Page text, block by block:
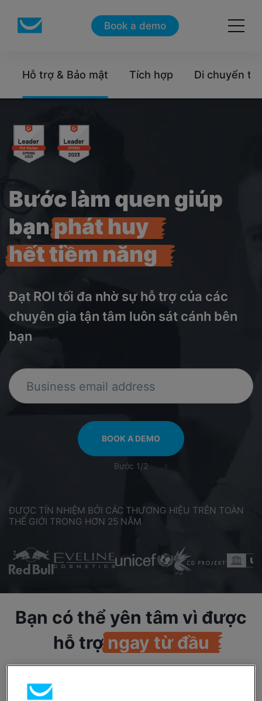
Book a demo
Hỗ trợ & Bảo mật Tích hợp Di chuyển từ
Bước làm quen giúp
bạnphát huy
hết tiềm năng
Đạt ROI tối đa nhờ sự hỗ trợ của các
chuyên gia tận tâm luôn sát cánh bên
bạn
Business email address
BOOK A DEMO
Bước 1/2
ĐƯỢC TÍN NHIỆM BỞI CÁC THƯƠNG HIỆU TRÊN TOÀN
THẾ GIỚI TRONG HƠN 25 NĂM
Bạn có thể yên tâm vì được
hỗ trợ ngay từ đầu
Bạn có thể tin tưởng vào đội ngũ các chuyên gia